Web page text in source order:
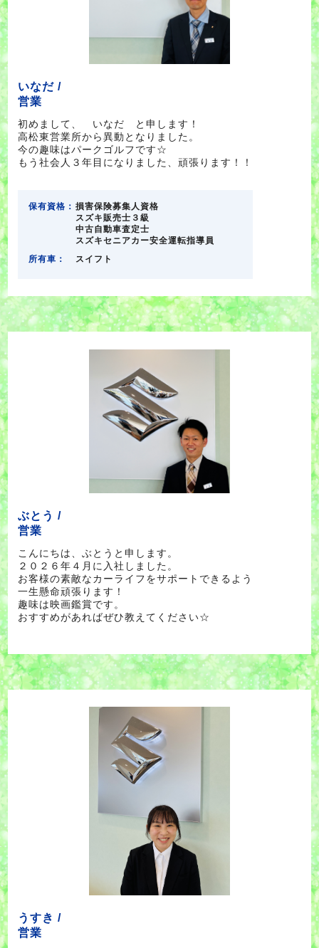
いなだ /
営業
初めまして、 いなだ と申します！
高松東営業所から異動となりました。
今の趣味はパークゴルフです☆
もう社会人３年目になりました、頑張ります！！
保有資格： 損害保険募集人資格
スズキ販売士３級
中古自動車査定士
スズキセニアカー安全運転指導員
所有車：
スイフト
ぶとう /
営業
こんにちは、ぶとうと申します。
２０２６年４月に入社しました。
お客様の素敵なカーライフをサポートできるよう
一生懸命頑張ります！
趣味は映画鑑賞です。
おすすめがあればぜひ教えてください☆
うすき /
営業